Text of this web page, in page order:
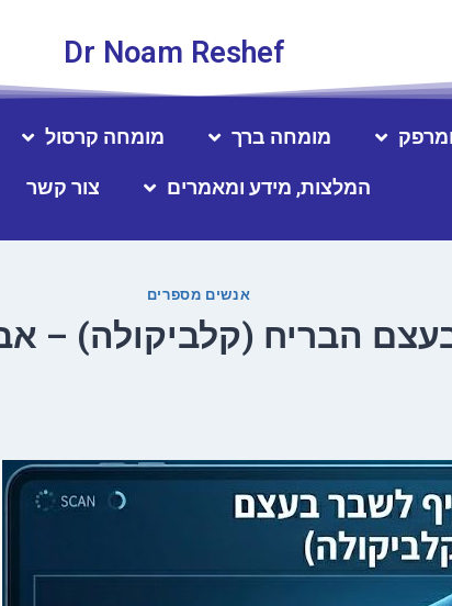
Dr Noam Reshef
מומחה ברך מומחה קרסול
המלצות, מידע ומאמרים צור קשר
אנשים מספרים
הבריח (קלביקולה) –